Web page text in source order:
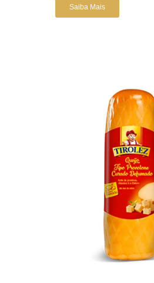
Saiba Mais